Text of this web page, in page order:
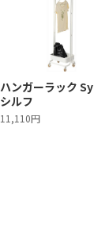
ハンガーラック
シルフ
11,110円